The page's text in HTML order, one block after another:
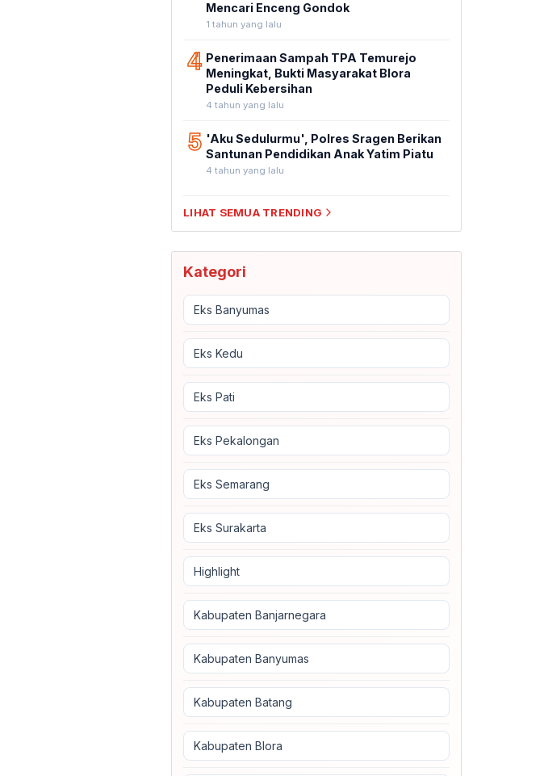
Mencari Enceng Gondok
1 tahun yang lalu
4 Penerimaan Sampah TPA Temurejo
Meningkat, Bukti Masyarakat Blora
Peduli Kebersihan
4 tahun yang lalu
5 'Aku Sedulurmu', Polres Sragen Berikan
Santunan Pendidikan Anak Yatim Piatu
4 tahun yang lalu
LIHAT SEMUA TRENDING
Kategori
Eks Banyumas
Eks Kedu
Eks Pati
Eks Pekalongan
Eks Semarang
Eks Surakarta
Highlight
Kabupaten Banjarnegara
Kabupaten Banyumas
Kabupaten Batang
Kabupaten Blora